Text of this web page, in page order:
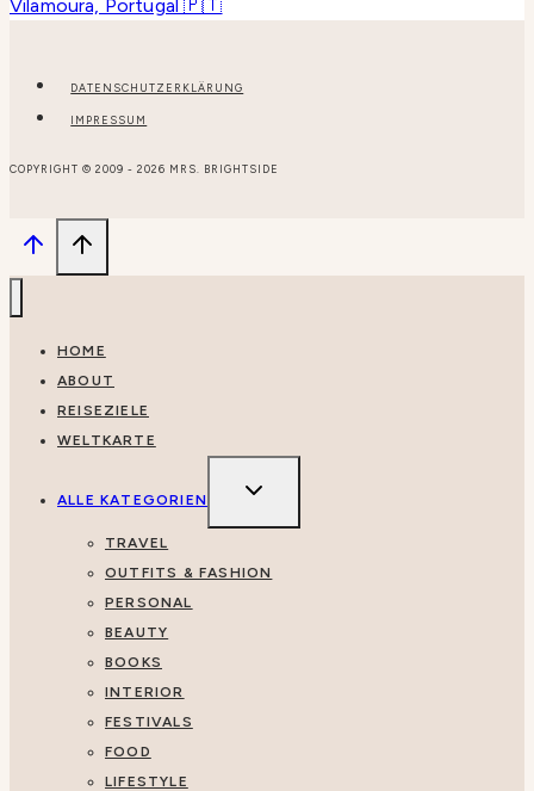
DATENSCHUTZERKLÄRUNG
IMPRESSUM
COPYRIGHT © 2009 - 2026 MRS. BRIGHTSIDE
HOME
ABOUT
REISEZIELE
WELTKARTE
ALLE KATEGORIEN
UNTERMENÜ
UMSCHALTEN
TRAVEL
OUTFITS & FASHION
PERSONAL
BEAUTY
BOOKS
INTERIOR
FESTIVALS
FOOD
LIFESTYLE